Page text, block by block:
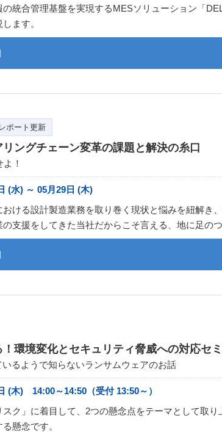
統合管理基盤を実現するMESソリューション「
ます。
ポート更新
ングチェーン変革の課題と解決の糸口
！
(水) ～ 05月29日 (木)
ける設計製造業務を取り巻く現状と悩みを紐解き
支援をしてきた当社だからこそ言える、地に足の
環境変化とセキュリティ脅威への対応セ
るようで知らないランサムウェアのお話
(木) 14:00～14:50（受付 13:50～）
ク」に着目して、2つの懸念点をテーマとして取
懸念です。